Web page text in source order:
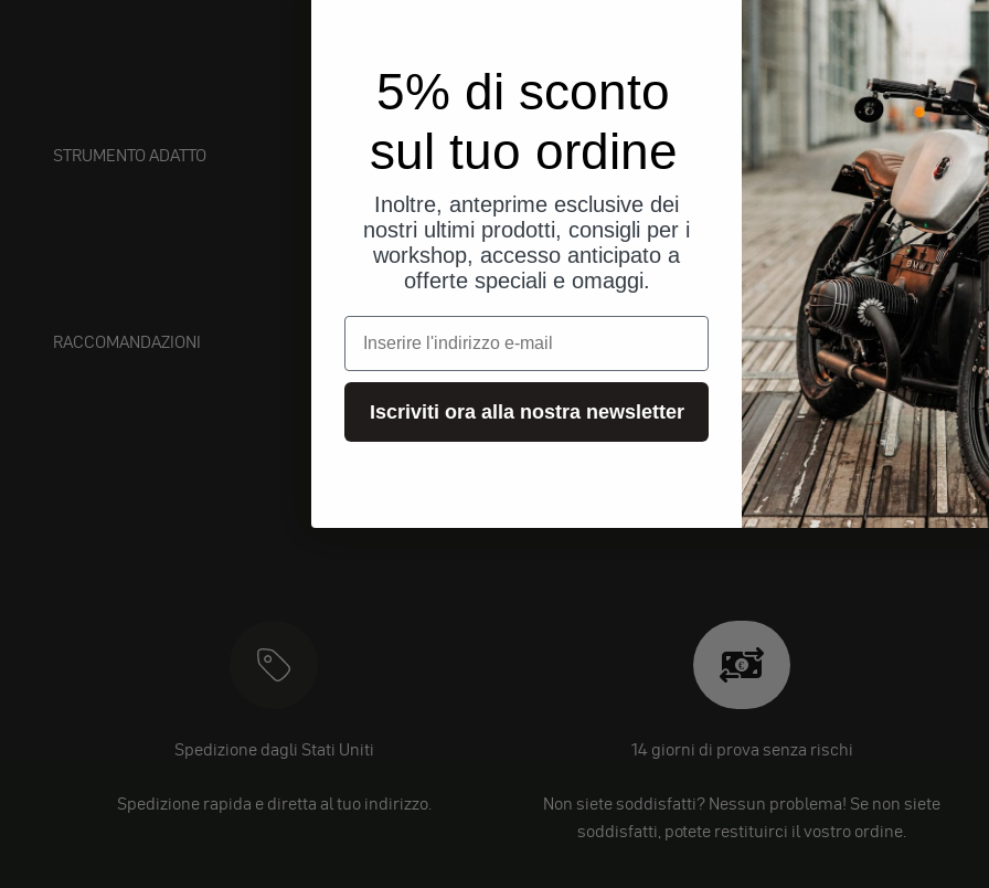
STRUMENTO ADATTO
RACCOMANDAZIONI
Spedizione dagli Stati Uniti
Spedizione rapida e diretta al tuo indirizzo.
14 giorni di prova senza rischi
Non siete soddisfatti? Nessun problema! Se non siete
soddisfatti, potete restituirci il vostro ordine.
5% di sconto
sul tuo ordine
Inoltre, anteprime esclusive dei
nostri ultimi prodotti, consigli per i
workshop, accesso anticipato a
offerte speciali e omaggi.
e-mail
Iscriviti ora alla nostra newsletter